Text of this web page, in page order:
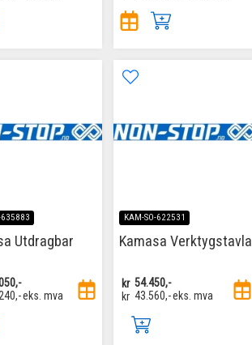
635883
Utdragbar
eks. mva
KAM-SO-622531
Kamasa Verktygstavla
kr 54.450,-
kr 43.560,-eks. mva